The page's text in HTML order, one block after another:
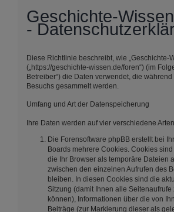
Geschichte-
-
Diese Richtlinie beschreibt, wie „Geschichte-
(„https://geschichte-wissen.de/foren“) (im
Betreiber“) die Daten verwendet, die
Besuchs gesammelt werden.
Umfang und Art der Datenspeicherung
Ihre Daten werden auf vier verschiedene
Die Forensoftware phpBB erstellt bei
Boards mehrere Cookies. Cookies
die Ihr Browser als temporäre Dateien
zwischen den einzelnen Aufrufen des
bleiben. In diesen Cookies sind die
Sitzung (damit Ihnen alle
können), Informationen über die von
Beiträge (zur Markierung dieser als